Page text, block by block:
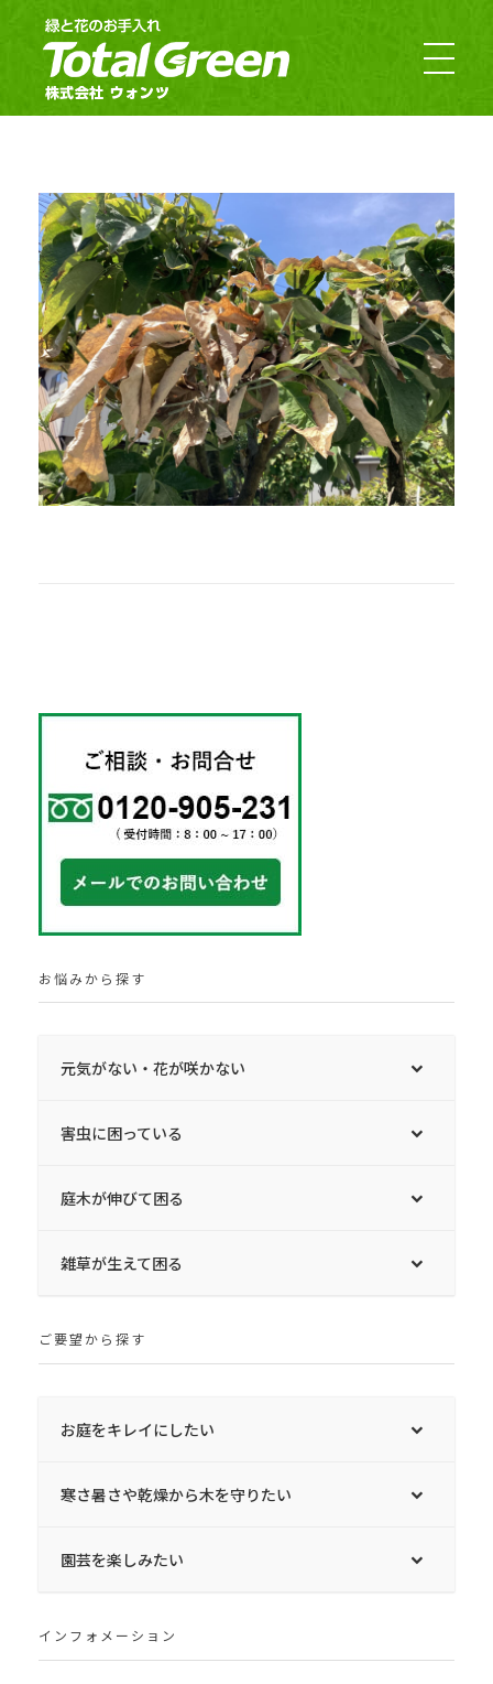
お悩みから探す
元気がない・花が咲かない
害虫に困っている
庭木が伸びて困る
雑草が生えて困る
ご要望から探す
お庭をキレイにしたい
寒さ暑さや乾燥から木を守りたい
園芸を楽しみたい
インフォメーション